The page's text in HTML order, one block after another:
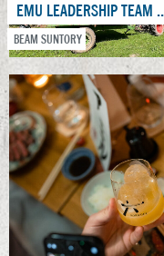
EMU LEADERSHIP
BEAM SUNTORY